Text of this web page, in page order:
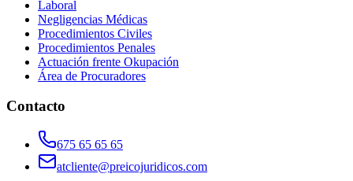
Laboral
Negligencias Médicas
Procedimientos Civiles
Procedimientos Penales
Actuación frente Okupación
Área de Procuradores
Contacto
675 65 65 65
atcliente@preicojuridicos.com